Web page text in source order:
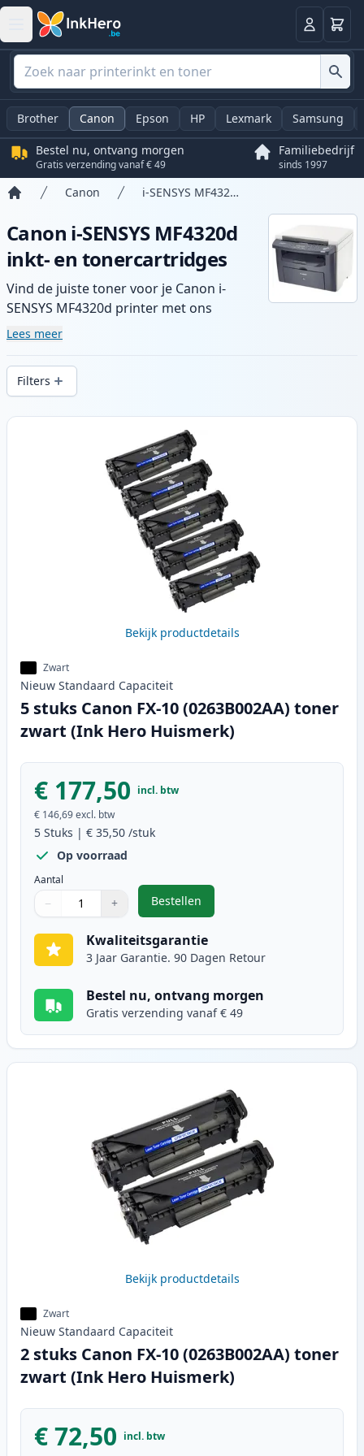
Log in
Brother Canon Epson HP Lexmark Samsung
Bestel nu, ontvang morgen
Gratis verzending vanaf € 49
Familiebedrijf
sinds 1997
Canon i-SENSYS MF4320d
Canon i-SENSYS MF4320d
inkt- en tonercartridges
Vind de juiste toner voor je Canon i-
SENSYS MF4320d printer met ons
assortiment compatibele en high-yield
printkwaliteit en snelle levering vanuit
lokale voorraad in .
Lees meer
Filters
Producten
Bekijk productdetails
Zwart
Nieuw Standaard Capaciteit
5 stuks Canon FX-10 (0263B002AA) toner
zwart (Ink Hero Huismerk)
€ 177,50 incl. btw
€ 146,69excl. btw
5 Stuks | € 35,50 /stuk
Op voorraad
Aantal
Gebruik de knoppen om aan te passen
− +
1
Bestellen
,5 stuks Canon FX-10
Kwaliteitsgarantie
3 Jaar Garantie. 90 Dagen Retour
Bestel nu, ontvang morgen
Gratis verzending vanaf € 49
Bekijk productdetails
Zwart
Nieuw Standaard Capaciteit
2 stuks Canon FX-10 (0263B002AA) toner
zwart (Ink Hero Huismerk)
€ 72,50 incl. btw